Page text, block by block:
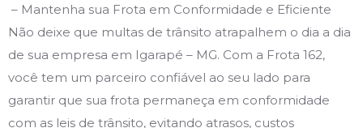
– Mantenha sua Frota em Conformidade e Eficiente
Não deixe que multas de trânsito atrapalhem o dia a dia
de sua empresa em Igarapé – MG. Com a Frota 162,
você tem um parceiro confiável ao seu lado para
garantir que sua frota permaneça em conformidade
com as leis de trânsito, evitando atrasos, custos